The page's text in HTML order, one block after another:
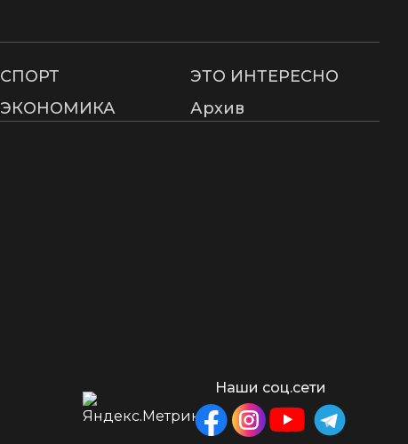
СПОРТ
ЭТО ИНТЕРЕСНО
ЭКОНОМИКА Архив
Наши соц.сети